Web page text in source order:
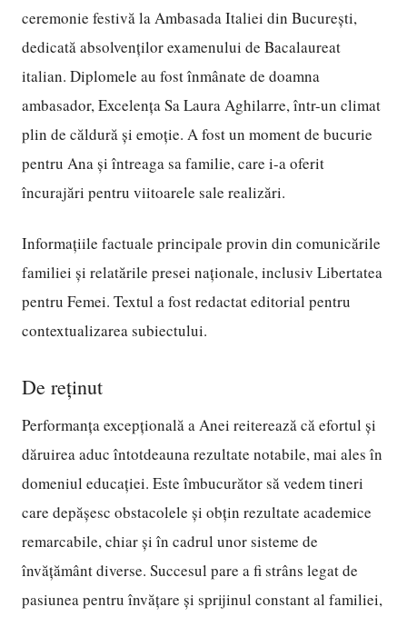
ceremonie festivă la Ambasada Italiei din București,
dedicată absolvenților examenului de Bacalaureat
italian. Diplomele au fost înmânate de doamna
ambasador, Excelența Sa Laura Aghilarre, într-un climat
plin de căldură și emoție. A fost un moment de bucurie
pentru Ana și întreaga sa familie, care i-a oferit
încurajări pentru viitoarele sale realizări.
Informațiile factuale principale provin din comunicările
familiei și relatările presei naționale, inclusiv Libertatea
pentru Femei. Textul a fost redactat editorial pentru
contextualizarea subiectului.
De reținut
Performanța excepțională a Anei reiterează că efortul și
dăruirea aduc întotdeauna rezultate notabile, mai ales în
domeniul educației. Este îmbucurător să vedem tineri
care depășesc obstacolele și obțin rezultate academice
remarcabile, chiar și în cadrul unor sisteme de
învățământ diverse. Succesul pare a fi strâns legat de
pasiunea pentru învățare și sprijinul constant al familiei,